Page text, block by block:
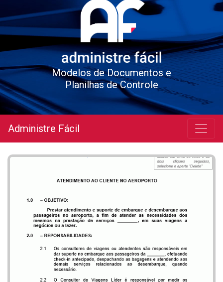
Modelos de Documentos e
Planilhas de Controle
Administre Fácil